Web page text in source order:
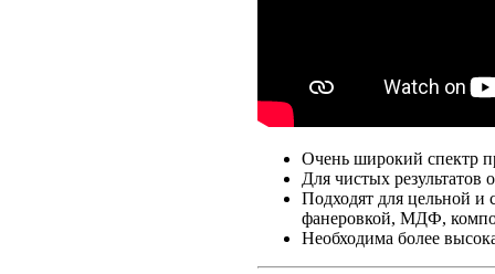
Очень широкий спектр
Для чистых результатов
Подходят для цельной и
фанеровкой, МДФ,
Необходима более